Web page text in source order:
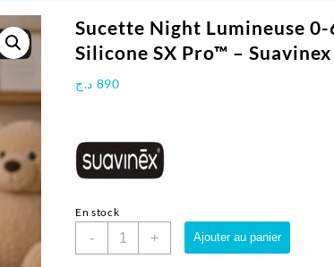
Sucette Night Lumineuse 0-
Silicone SX Pro™ – Suavinex
890 د.ج
En stock
-
quantité + Ajouter au panier